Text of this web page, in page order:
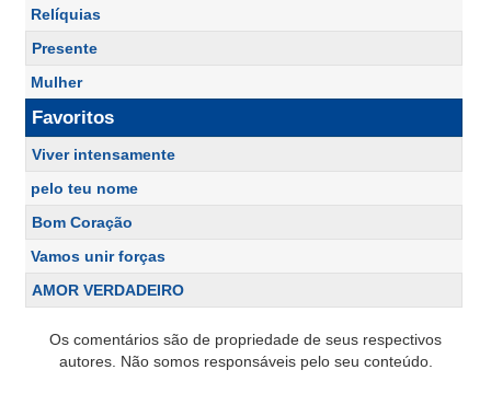
Relíquias
Presente
Mulher
Favoritos
Viver intensamente
pelo teu nome
Bom Coração
Vamos unir forças
AMOR VERDADEIRO
Os comentários são de propriedade de seus respectivos
autores. Não somos responsáveis pelo seu conteúdo.